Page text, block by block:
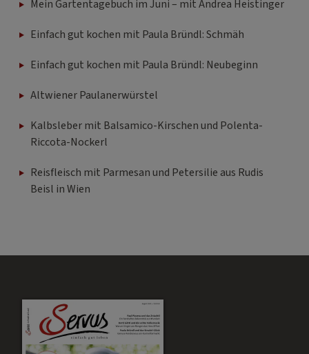
Mein Gartentagebuch im Juni – mit Andrea Heistinger
Einfach gut kochen mit Paula Bründl: Schmäh
Einfach gut kochen mit Paula Bründl: Neubeginn
Altwiener Paulanerwürstel
Kalbsleber mit Balsamico-Kirschen und Polenta-
Riccota-Nockerl
Reisfleisch mit Parmesan und Petersilie aus Rudis
Beisl in Wien